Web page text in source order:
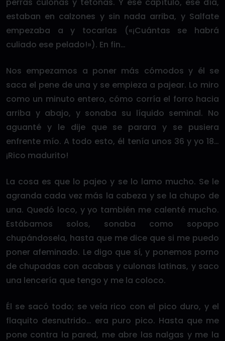
estaban en calzones y sin nada arriba, y Salfate
empezaba a y tocarlas («¡Cuántas se habrá
culiado ese pelado!»). En fin…
Nos empezamos a poner más cómodos y él se
saca el pene de una y se empieza a pajear. Lo miro
como un minuto entero, cómo corría el forro hacia
arriba y abajo, y sonaba su líquido seminal. No
aguanté y le dije que se parara y se pusiera
enfrente mío. A todo esto, él tenía unos 36 y yo 18…
¡Rico madurito!
La cosa es que lo pajeo y se lo lamo mucho. Se le
agranda cada vez más la cabeza y se la chupo de
una. Quedó loco, y yo también me calenté mucho.
Estábamos solos, sonaba como sopapo
chupándosela, hasta que me dice que si me puedo
poner afeminado. Le digo que sí, y ponemos porno
de chupadas con acabas y culonas latinas, y saco
una lencería que tengo y me la coloco.
Él se sacó todo; se veía rico con el pico duro, y el
flaquito desnutrido… era puro pico. Hasta que me
pone contra la pared, me abre las nalgas y me la